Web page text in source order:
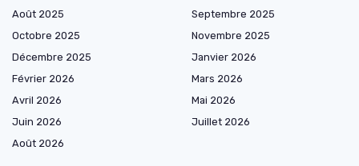
Août 2025
Septembre 2025
Octobre 2025
Novembre 2025
Décembre 2025
Janvier 2026
Février 2026
Mars 2026
Avril 2026
Mai 2026
Juin 2026
Juillet 2026
Août 2026